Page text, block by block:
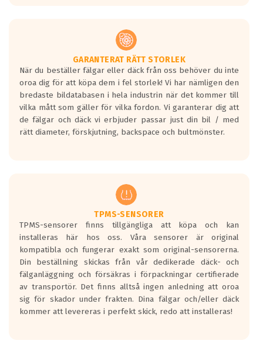
Vid körning i över 50km/h brukar
rullmotståndets ljud överträffa
motorljudet.
På däckmärkningen kommer det finnas
en symbol av ett däck med vågar. Hög
bullernivå markeras med svarta vågor
medans de vita vågorna påvisar om det är
ett tyst däck.
regelverket som introduceras år 2016.
Ett däck med två svarta vågor är redan
godkända för år 2016 nya regelverk.
Ett däck med en svart våg kommer vara
minst tre decibel tystare än det
regelverk som börjar gälla 2016.
GARANTERAT RÄTT STORLEK
När du beställer fälgar eller däck från oss behöver du inte
oroa dig för att köpa dem i fel storlek! Vi har nämligen den
bredaste bildatabasen i hela industrin när det kommer till
vilka mått som gäller för vilka fordon. Vi garanterar dig att
de fälgar och däck vi erbjuder passar just din bil / med
rätt diameter, förskjutning, backspace och bultmönster.
TPMS-SENSORER
TPMS-sensorer finns tillgängliga att köpa och kan
installeras här hos oss. Våra sensorer är original
kompatibla och fungerar exakt som original-sensorerna.
Din beställning skickas från vår dedikerade däck- och
fälganläggning och försäkras i förpackningar certifierade
av transportör. Det finns alltså ingen anledning att oroa
sig för skador under frakten. Dina fälgar och/eller däck
kommer att levereras i perfekt skick, redo att installeras!